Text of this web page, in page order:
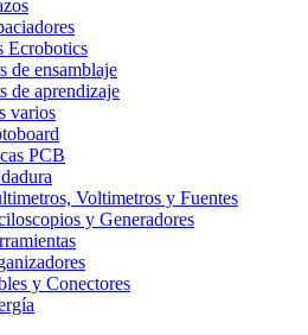
Ecrobotics
de ensamblaje
de aprendizaje
varios
PCB
Voltimetros y Fuentes
y Generadores
y Conectores